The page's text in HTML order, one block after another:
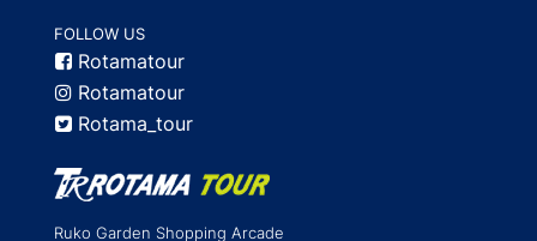
FOLLOW US
Rotamatour
Rotamatour
Rotama_tour
Ruko Garden Shopping Arcade